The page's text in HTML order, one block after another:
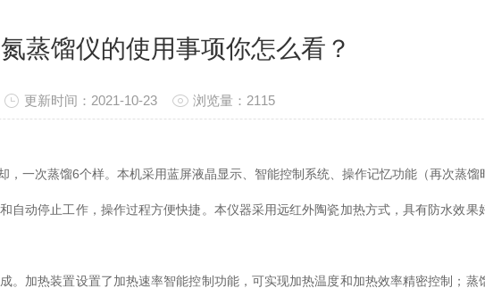
蒸馏仪的使用事项你怎么看？
更新时间：2021-10-23 浏览量：2115
，一次蒸馏6个样。本机采用蓝屏液晶显示、智能控制系统、操作记忆功能（再次蒸
自动停止工作，操作过程方便快捷。本仪器采用远红外陶瓷加热方式，具有防水效
加热装置设置了加热速率智能控制功能，可实现加热温度和加热效率精密控制；蒸